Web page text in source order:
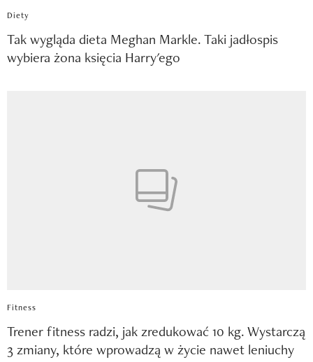
Diety
Tak wygląda dieta Meghan Markle. Taki jadłospis
wybiera żona księcia Harry'ego
Fitness
Trener fitness radzi, jak zredukować 10 kg. Wystarczą
3 zmiany, które wprowadzą w życie nawet leniuchy